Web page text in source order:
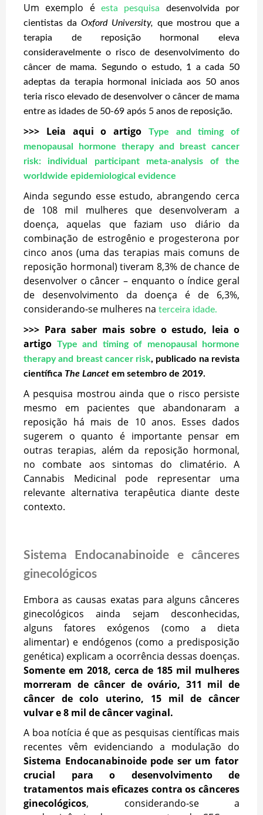
Um exemplo é
esta pesquisa desenvolvida por
cientistas da Oxford University, que mostrou que a
terapia de reposição hormonal eleva
consideravelmente o risco de desenvolvimento do
câncer de mama. Segundo o estudo, 1 a cada 50
adeptas da terapia hormonal iniciada aos 50 anos
teria risco elevado de desenvolver o câncer de mama
entre as idades de 50-69 após 5 anos de reposição.
>>> Leia aqui o artigo
Type and timing of
menopausal hormone therapy and breast cancer
risk: individual participant meta-analysis of the
worldwide epidemiological evidence
Ainda segundo esse estudo, abrangendo cerca
de 108 mil mulheres que desenvolveram a
doença, aquelas que faziam uso diário da
combinação de estrogênio e progesterona por
cinco anos (uma das terapias mais comuns de
reposição hormonal) tiveram 8,3% de chance de
desenvolver o câncer – enquanto o índice geral
de desenvolvimento da doença é de 6,3%,
considerando-se mulheres na terceira idade.
>>> Para saber mais sobre o estudo, leia o
artigo Type and timing of menopausal hormone
therapy and breast cancer risk, publicado na revista
científica The Lancet em setembro de 2019.
A pesquisa mostrou ainda que o risco persiste
mesmo em pacientes que abandonaram a
reposição há mais de 10 anos. Esses dados
sugerem o quanto é importante pensar em
outras terapias, além da reposição hormonal,
no combate aos sintomas do climatério. A
Cannabis Medicinal pode representar uma
relevante alternativa terapêutica diante deste
contexto.
Sistema Endocanabinoide e cânceres
ginecológicos
Embora as causas exatas para alguns cânceres
ginecológicos ainda sejam desconhecidas,
alguns fatores exógenos (como a dieta
alimentar) e endógenos (como a predisposição
genética) explicam a ocorrência dessas doenças.
Somente em 2018, cerca de 185 mil mulheres
morreram de câncer de ovário, 311 mil de
câncer de colo uterino, 15 mil de câncer
vulvar e 8 mil de câncer vaginal.
A boa notícia é que as pesquisas científicas mais
recentes vêm evidenciando a modulação do
Sistema Endocanabinoide pode ser um fator
crucial para o desenvolvimento de
tratamentos mais eficazes contra os cânceres
ginecológicos, considerando-se a